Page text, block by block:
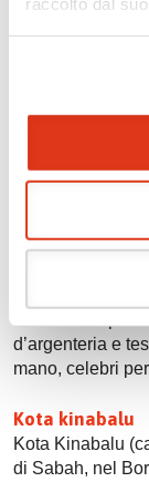
storico risalente
Situata sulla
dell’artigianato
aquiloni giganti,
delle ombre,
d’argenteria e
mano, celebri
Kota kinabalu
Kota Kinabalu
di Sabah, nel